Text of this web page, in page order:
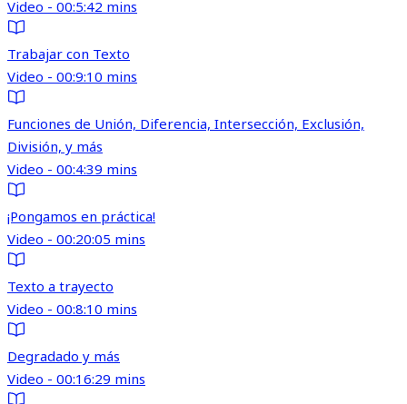
Video - 00:5:42 mins
Trabajar con Texto
Video - 00:9:10 mins
Funciones de Unión, Diferencia, Intersección, Exclusión,
División, y más
Video - 00:4:39 mins
¡Pongamos en práctica!
Video - 00:20:05 mins
Texto a trayecto
Video - 00:8:10 mins
Degradado y más
Video - 00:16:29 mins